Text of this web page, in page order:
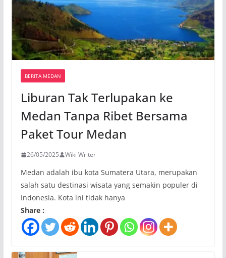
BERITA MEDAN
Liburan Tak Terlupakan ke
Medan Tanpa Ribet Bersama
Paket Tour Medan
26/05/2025 Wiki Writer
Medan adalah ibu kota Sumatera Utara, merupakan
salah satu destinasi wisata yang semakin populer di
Indonesia. Kota ini tidak hanya
Share :